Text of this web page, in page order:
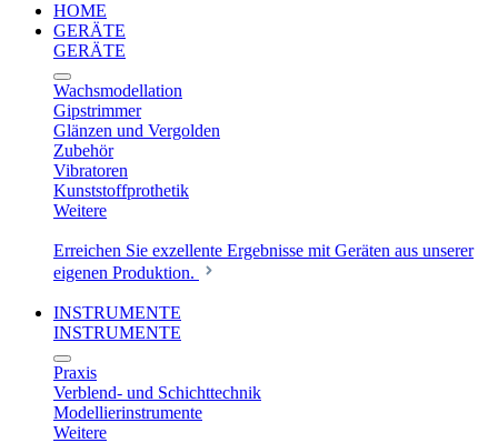
HOME
GERÄTE
GERÄTE
Wachsmodellation
Gipstrimmer
Glänzen und Vergolden
Zubehör
Vibratoren
Kunststoffprothetik
Weitere
Erreichen Sie exzellente Ergebnisse mit Geräten aus unserer
eigenen Produktion.
INSTRUMENTE
INSTRUMENTE
Praxis
Verblend- und Schichttechnik
Modellierinstrumente
Weitere